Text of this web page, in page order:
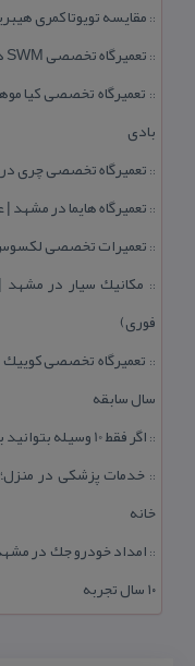
:: مقایسه تویوتا كمری
:: تعمیرگاه تخصصی SWM در مشهد | تعمیر موتور، گیربكس و عیب‌یابی برق
:: تعمیرگاه تخصصی كیا
بادی
:: تعمیرگاه تخصصی چری در مشهد | ۱۰ سال
:: تعمیرگاه هایما در
:: تعمیرات تخصصی
:: مكانیك سیار در
فوری)
::
سال سابقه
:: اگر فقط 10 وسیله بتوانید بخرید، اولویت با كدام تجهیزات است؟
:: خدمات پزشكی در
خانه
::
۱۰ سال تجربه